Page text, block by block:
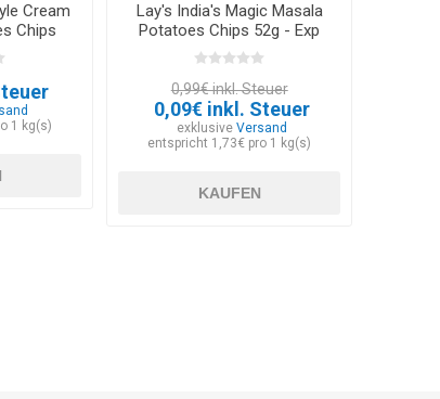
Cream
Chips
1 kg(s)
Lay's India's Magic Masala
Potatoes Chips 52g - Exp
30.05.2026
0,99€ inkl. Steuer
0,09€ inkl. Steuer
exklusiveVersand
entspricht 1,73€ pro 1 kg(s)
KAUFEN